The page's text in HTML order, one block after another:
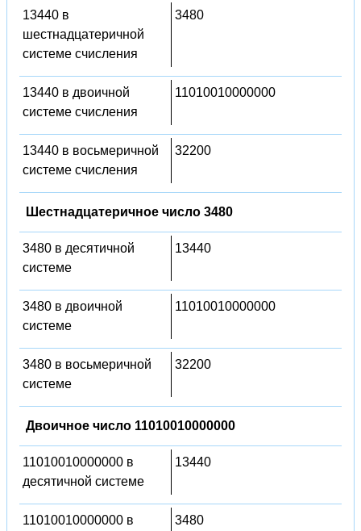
13440 в
шестнадцатеричной
системе счисления
3480
13440 в двоичной
системе счисления
11010010000000
13440 в восьмеричной
системе счисления
32200
Шестнадцатеричное число 3480
3480 в десятичной
системе
13440
3480 в двоичной
системе
11010010000000
3480 в восьмеричной
системе
32200
Двоичное число 11010010000000
11010010000000 в
десятичной системе
13440
11010010000000 в
3480